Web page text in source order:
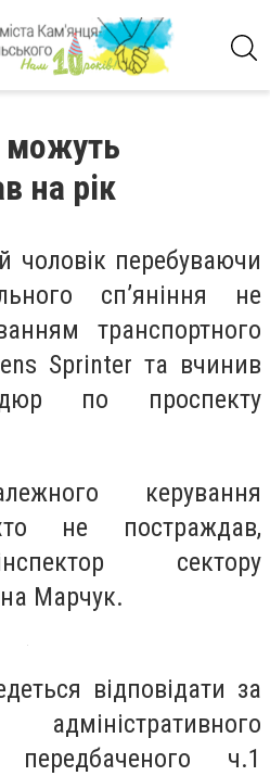
можуть
на рік
чоловік перебуваючи
сп’яніння не
транспортного
Sprinter та вчинив
по проспекту
керування
не постраждав,
сектору
Марчук.
відповідати за
передбаченого ч.1